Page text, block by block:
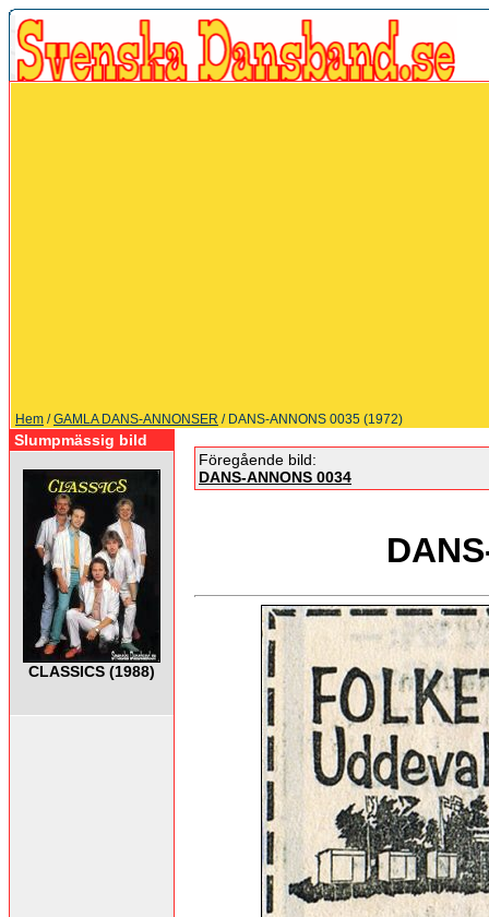
Hem /GAMLA DANS-ANNONSER / DANS-ANNONS 0035 (1972)
Slumpmässig bild
CLASSICS (1988)
Föregående bild:
DANS-ANNONS 0034